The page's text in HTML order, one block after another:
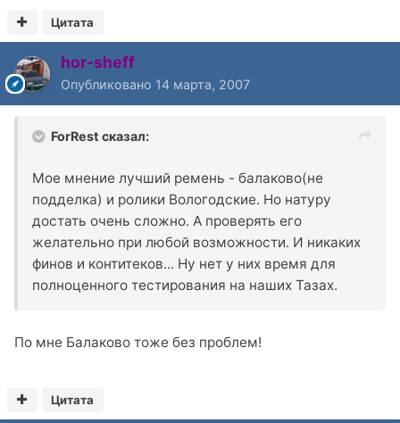
Цитата
hor-sheff
Опубликовано 14 марта, 2007
ForRest сказал:
Мое мнение лучший ремень - балаково(не
подделка) и ролики Вологодские. Но натуру
достать очень сложно. А проверять его
желательно при любой возможности. И никаких
финов и контитеков... Ну нет у них время для
полноценного тестирования на наших Тазах.
По мне Балаково тоже без проблем!
Цитата